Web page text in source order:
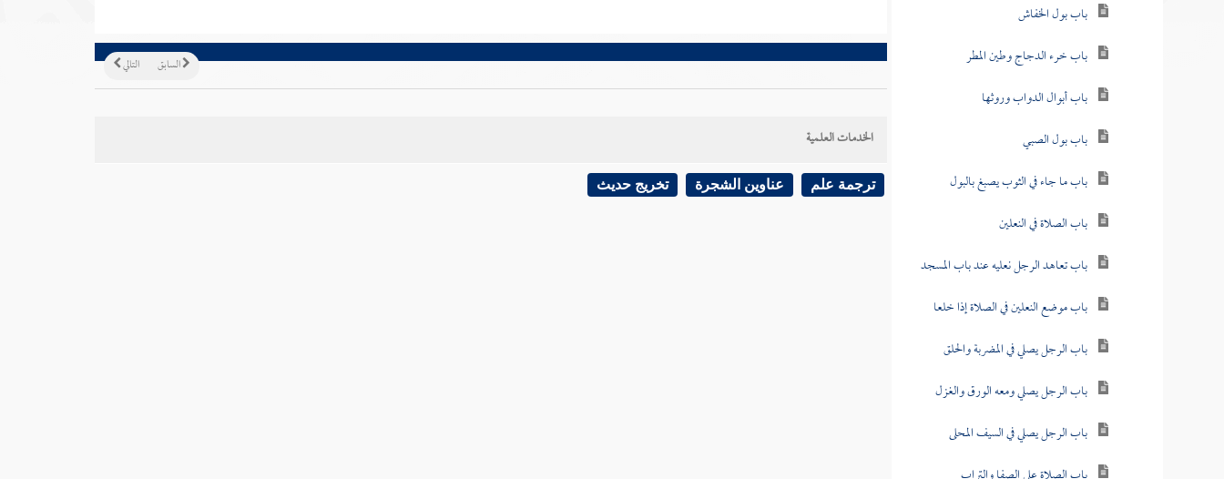
باب بول الخفاش
باب خرء الدجاج وطين المطر
باب أبوال الدواب وروثها
باب بول الصبي
باب ما جاء في الثوب يصبغ بالبول
باب الصلاة في النعلين
باب تعاهد الرجل نعليه عند باب المسجد
باب موضع النعلين في الصلاة إذا خلعا
باب الرجل يصلي في المضربة والحلق
باب الرجل يصلي ومعه الورق والغزل
باب الرجل يصلي في السيف المحلى
التالي السابق
الخدمات العلمية
ترجمة علم عناوين الشجرة تخريج حديث